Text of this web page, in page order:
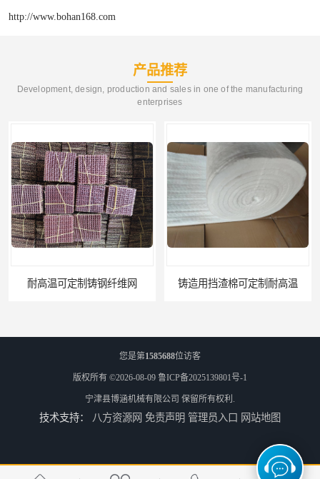
http://www.bohan168.com
产品推荐
Development, design, production and sales in one of the manufacturing
enterprises
铸造用挡渣棉可定制耐高温 西安铸造过滤网
延安铸造过滤网 喀什铸造过滤网
您是第1585688位访客
版权所有 ©2026-08-09 鲁ICP备2025139801号-1
宁津县博涵机械有限公司 保留所有权利.
技术支持： 八方资源网 免责声明 管理员入口 网站地图